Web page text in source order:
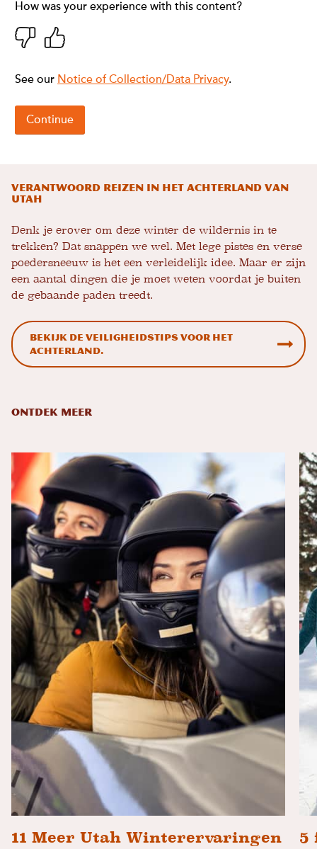
Verantwoord reizen in het achterland van
Utah
Denk je erover om deze winter de wildernis in te
trekken? Dat snappen we wel. Met lege pistes en verse
poedersneeuw is het een verleidelijk idee. Maar er zijn
een aantal dingen die je moet weten voordat je buiten
de gebaande paden treedt.
Bekijk de veiligheidstips voor het
achterland.
ONTDEK MEER
11 Meer Utah Winterervaringen
5